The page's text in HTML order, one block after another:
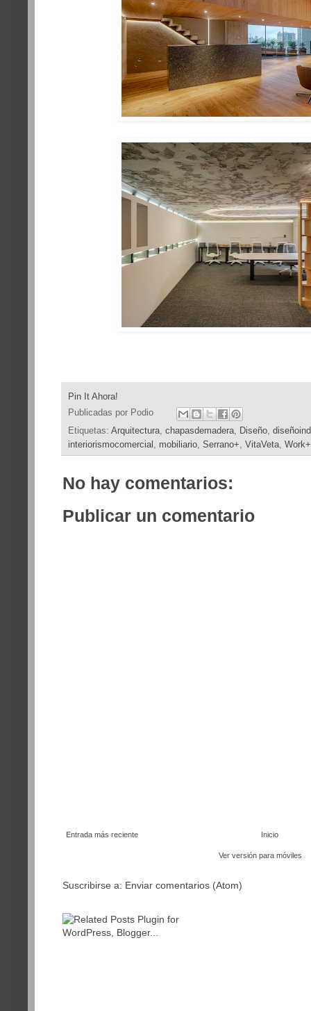
Pin It Ahora!
Publicadas por Podio
Etiquetas: Arquitectura chapasdemadera Diseño
interiorismocomercial
mobiliario Serrano+ VitaVeta Work+
No hay comentarios:
Publicar un comentario
Entrada más reciente Inicio
Ver versión para móviles
Suscribirse a: Enviar comentarios (Atom)